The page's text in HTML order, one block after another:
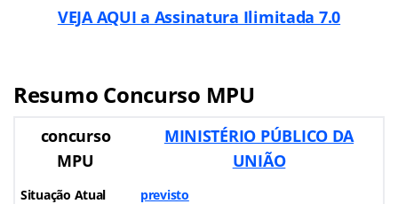
VEJA AQUI a Assinatura Ilimitada 7.0
Resumo Concurso MPU
concurso
MPU
MINISTÉRIO PÚBLICO DA
UNIÃO
Situação Atual previsto